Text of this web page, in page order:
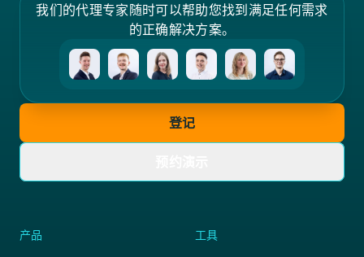
我们的代理专家随时可以帮助您找到满足任何需求
的正确解决方案。
登记
产品 工具